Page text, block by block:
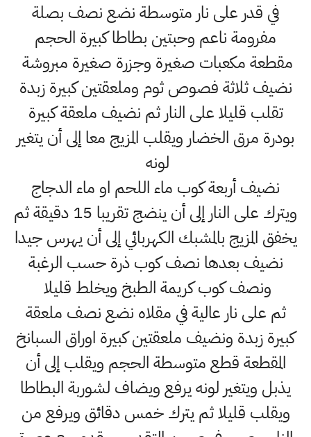
في قدر على نار متوسطة نضع نصف بصلة
مفرومة ناعم وحبتين بطاطا كبيرة الحجم
مقطعة مكعبات صغيرة وجزرة صغيرة مبروشة
نضيف ثلاثة فصوص ثوم وملعقتين كبيرة زبدة
تقلب قليلا على النار ثم نضيف ملعقة كبيرة
بودرة مرق الخضار ويقلب المزيج معا إلى أن يتغير
لونه
نضيف أربعة كوب ماء اللحم او ماء الدجاج
ويترك على النار إلى أن ينضج تقريبا 15 دقيقة ثم
يخفق المزيج بالمشبك الكهربائي إلى أن يهرس جيدا
نضيف بعدها نصف كوب ذرة حسب الرغبة
ونصف كوب كريمة الطبخ ويخلط قليلا
ثم على نار عالية في مقلاه نضع نصف ملعقة
كبيرة زبدة ونضيف ملعقتين كبيرة اوراق السبانخ
المقطعة قطع متوسطة الحجم ويقلب إلى أن
يذبل ويتغير لونه يرفع ويضاف لشوربة البطاطا
ويقلب قليلا ثم يترك خمس دقائق ويرفع من